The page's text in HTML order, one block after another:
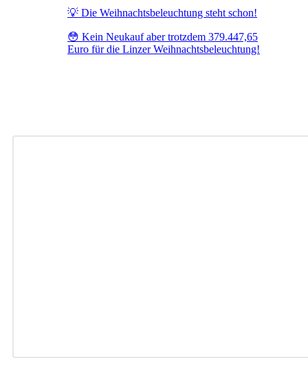
💡 Die Weihnachtsbeleuchtung steht schon!
😳 Kein Neukauf aber trotzdem 379.447,65
Euro für die Linzer Weihnachtsbeleuchtung!